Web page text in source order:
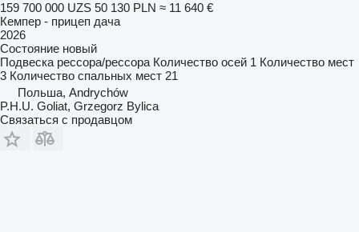
159 700 000 UZS 50 130 PLN ≈ 11 640 €
Кемпер - прицеп дача
2026
Состояние новый
Подвеска рессора/рессора Количество осей 1 Количество мест
3 Количество спальных мест 21
Польша, Andrychów
P.H.U. Goliat, Grzegorz Bylica
Связаться с продавцом